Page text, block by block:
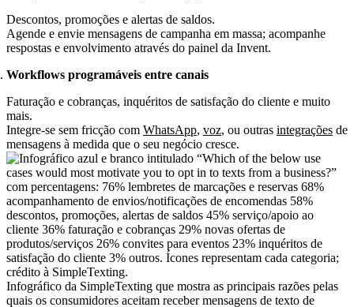
Descontos, promoções e alertas de saldos.
Agende e envie mensagens de campanha em massa; acompanhe
respostas e envolvimento através do painel da Invent.
Workflows programáveis entre canais
Faturação e cobranças, inquéritos de satisfação do cliente e muito
mais.
Integre-se sem fricção com WhatsApp, voz, ou outras integrações de
mensagens à medida que o seu negócio cresce.
Infográfico da SimpleTexting que mostra as principais razões pelas
quais os consumidores aceitam receber mensagens de texto de